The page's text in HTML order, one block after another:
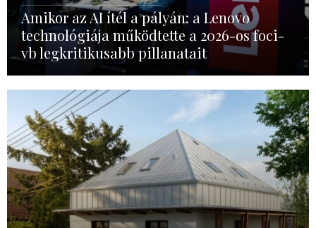
Amikor az AI ítél a pályán: a Lenovo
technológiája működtette a 2026-os foci-
vb legkritikusabb pillanatait